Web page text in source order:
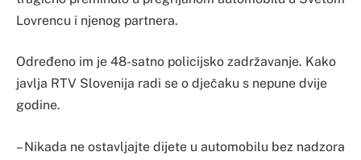
Lovrencu i njenog partnera.
Određeno im je 48-satno policijsko zadržavanje. Kako
javlja RTV Slovenija radi se o dječaku s nepune dvije
godine.
– Nikada ne ostavljajte dijete u automobilu bez nadzora